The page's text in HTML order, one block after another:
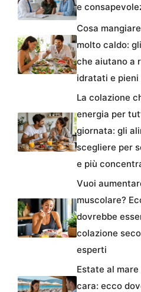
e
Cosa
molto caldo:
che aiutano a
idratati e pieni
La colazione
energia per
giornata: gli
scegliere per
e più
Vuoi
muscolare?
dovrebbe
colazione
esperti
Estate al
cara: ecco